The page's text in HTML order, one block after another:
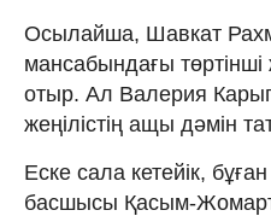
Осылайша, Шавкат
мансабындағы төртінші
отыр. Ал Валерия
жеңілістің ащы дәмін
Еске сала кетейік,
басшысы Қасым-